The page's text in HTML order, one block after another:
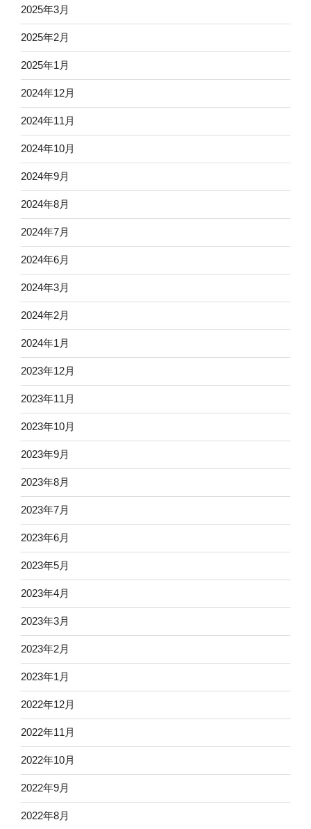
2025年3月
2025年2月
2025年1月
2024年12月
2024年11月
2024年10月
2024年9月
2024年8月
2024年7月
2024年6月
2024年3月
2024年2月
2024年1月
2023年12月
2023年11月
2023年10月
2023年9月
2023年8月
2023年7月
2023年6月
2023年5月
2023年4月
2023年3月
2023年2月
2023年1月
2022年12月
2022年11月
2022年10月
2022年9月
2022年8月